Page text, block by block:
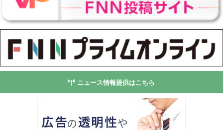
ニュース情報提供はこちら